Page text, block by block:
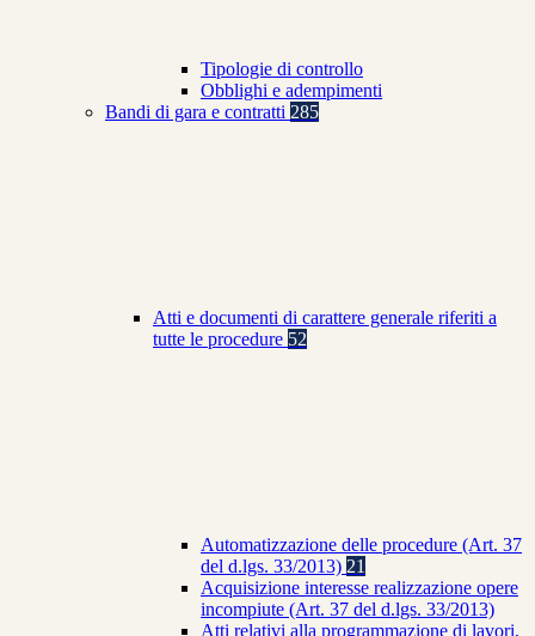
Tipologie di controllo
Obblighi e adempimenti
Bandi di gara e contratti 285
Atti e documenti di carattere generale riferiti a
tutte le procedure 52
Automatizzazione delle procedure (Art. 37
del d.lgs. 33/2013) 21
Acquisizione interesse realizzazione opere
incompiute (Art. 37 del d.lgs. 33/2013)
Atti relativi alla programmazione di lavori,